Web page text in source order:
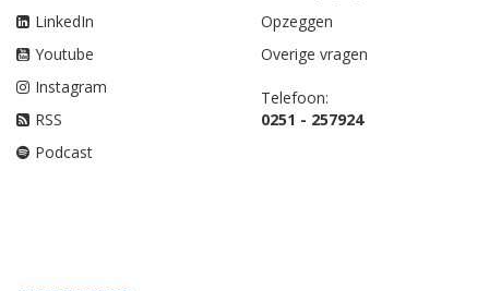
LinkedIn
Youtube
Instagram
RSS
Podcast
Opzeggen
Overige vragen
Telefoon:
0251 - 257924